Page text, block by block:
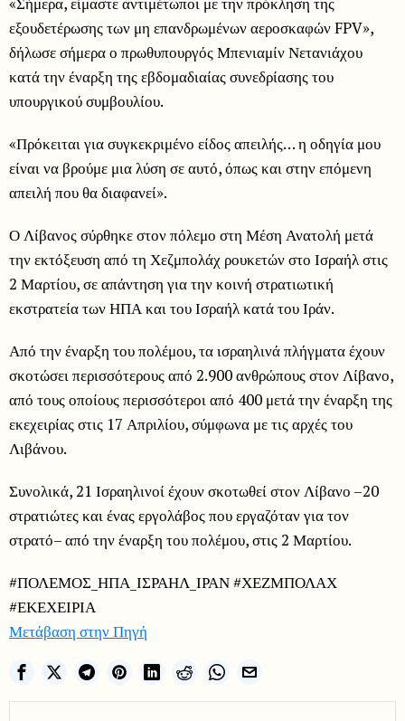
εξουδετέρωσης των μη επανδρωμένων αεροσκαφών FPV»,
δήλωσε σήμερα ο πρωθυπουργός Μπενιαμίν Νετανιάχου
κατά την έναρξη της εβδομαδιαίας συνεδρίασης του
υπουργικού συμβουλίου.
«Πρόκειται για συγκεκριμένο είδος απειλής… η οδηγία μου
είναι να βρούμε μια λύση σε αυτό, όπως και στην επόμενη
απειλή που θα διαφανεί».
Ο Λίβανος σύρθηκε στον πόλεμο στη Μέση Ανατολή μετά
την εκτόξευση από τη Χεζμπολάχ ρουκετών στο Ισραήλ στις
2 Μαρτίου, σε απάντηση για την κοινή στρατιωτική
εκστρατεία των ΗΠΑ και του Ισραήλ κατά του Ιράν.
Από την έναρξη του πολέμου, τα ισραηλινά πλήγματα έχουν
σκοτώσει περισσότερους από 2.900 ανθρώπους στον Λίβανο,
από τους οποίους περισσότεροι από 400 μετά την έναρξη της
εκεχειρίας στις 17 Απριλίου, σύμφωνα με τις αρχές του
Λιβάνου.
Συνολικά, 21 Ισραηλινοί έχουν σκοτωθεί στον Λίβανο –20
στρατιώτες και ένας εργολάβος που εργαζόταν για τον
στρατό– από την έναρξη του πολέμου, στις 2 Μαρτίου.
#ΠΟΛΕΜΟΣ_ΗΠΑ_ΙΣΡΑΗΛ_ΙΡΑΝ #ΧΕΖΜΠΟΛΑΧ
#ΕΚΕΧΕΙΡΙΑ
Μετάβαση στην Πηγή